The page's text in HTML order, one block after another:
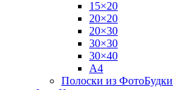
15×20
20×20
20×30
30×30
30×40
A4
Полоски из ФотоБудки